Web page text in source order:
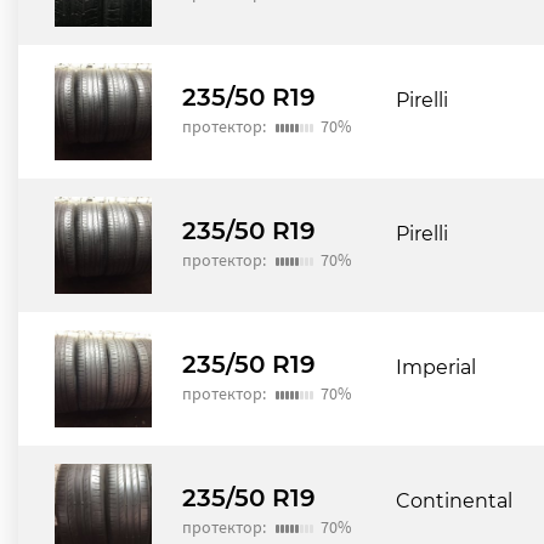
235/50 R19
протектор: 70%
Pirelli
235/50 R19
протектор: 70%
Pirelli
235/50 R19
протектор: 70%
Imperial
235/50 R19
протектор: 70%
Continental